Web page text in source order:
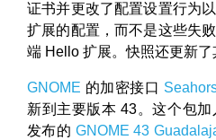
证书并更改了配置设置行为
扩展的配置，而不是这些失
端 Hello 扩展。快照还更新了
GNOME 的加密接口
新到主要版本 43。这个包
发布的 GNOME 43